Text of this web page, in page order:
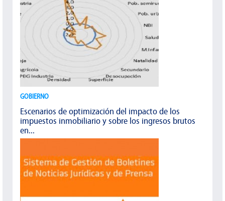
GOBIERNO
Escenarios de optimización del impacto de los
impuestos inmobiliario y sobre los ingresos brutos
en...